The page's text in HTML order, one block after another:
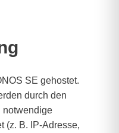
SE gehostet.
durch den
notwendige
(z. B. IP-Adresse,